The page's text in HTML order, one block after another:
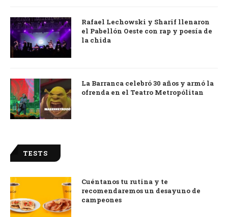
Rafael Lechowski y Sharif llenaron
el Pabellón Oeste con rap y poesía de
la chida
La Barranca celebró 30 años y armó la
ofrenda en el Teatro Metropólitan
TESTS
Cuéntanos tu rutina y te
recomendaremos un desayuno de
campeones